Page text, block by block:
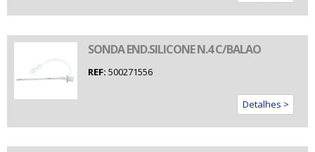
SONDA END.SILICONE N.4 C/BALAO
REF: 500271556
Detalhes >